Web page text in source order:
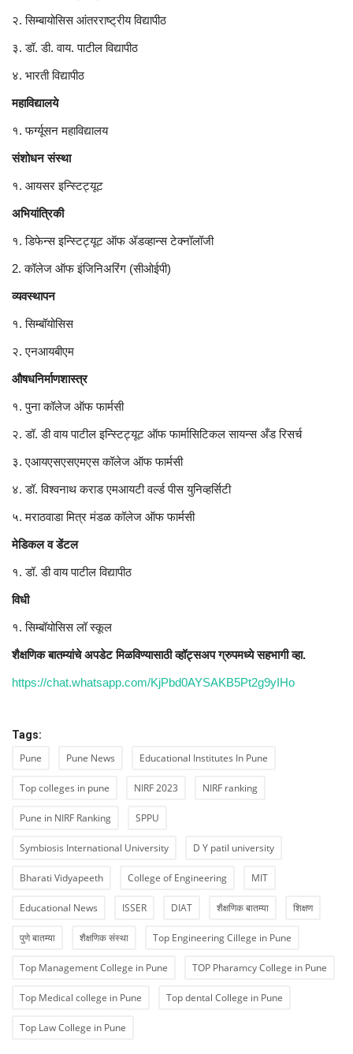
२. सिम्बायोसिस आंतरराष्ट्रीय विद्यापीठ
३. डॉ. डी. वाय. पाटील विद्यापीठ
४. भारती विद्यापीठ
महाविद्यालये
१. फर्ग्यूसन महाविद्यालय
संशोधन संस्था
१. आयसर इन्स्टिट्यूट
अभियांत्रिकी
१. डिफेन्स इन्स्टिट्यूट ऑफ ॲडव्हान्स टेक्नॉलॉजी
2. कॉलेज ऑफ इंजिनिअरिंग (सीओईपी)
व्यवस्थापन
१. सिम्बॉयोसिस
२. एनआयबीएम
औषधनिर्माणशास्त्र
१. पुना कॉलेज ऑफ फार्मसी
२. डॉ. डी वाय पाटील इन्स्टिट्यूट ऑफ फार्मासिटिकल सायन्स अँड रिसर्च
३. एआयएसएसएमएस कॉलेज ऑफ फार्मसी
४. डॉ. विश्वनाथ कराड एमआयटी वर्ल्ड पीस युनिव्हर्सिटी
५. मराठवाडा मित्र मंडळ कॉलेज ऑफ फार्मसी
मेडिकल व डेंटल
१. डॉ. डी वाय पाटील विद्यापीठ
विधी
१. सिम्बॉयोसिस लॉ स्कूल
शैक्षणिक बातम्यांचे अपडेट मिळविण्यासाठी व्हॉट्सअप ग्रुपमध्ये सहभागी व्हा.
https://chat.whatsapp.com/KjPbd0AYSAKB5Pt2g9yIHo
Tags:
Pune Pune News Educational Institutes In Pune
Top colleges in pune NIRF 2023 NIRF ranking
Pune in NIRF Ranking SPPU
Symbiosis International University D Y patil university
Bharati Vidyapeeth College of Engineering MIT
Educational News ISSER DIAT शैक्षणिक बातम्या शिक्षण
पुणे बातम्या शैक्षणिक संस्था Top Engineering Cillege in Pune
Top Management College in Pune TOP Pharamcy College in Pune
Top Medical college in Pune Top dental College in Pune
Top Law College in Pune